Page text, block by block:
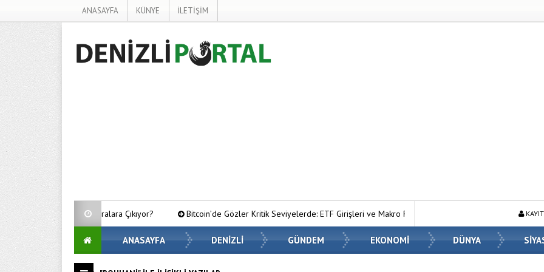
ANASAYFA KÜNYE İLETİŞİM
Üst Sıralara Çıkıyor? Bitcoin’de Gözler Kritik Seviyelerde: ETF Girişleri ve Makro Riskler Fiyatı Nasıl Etkiliyor? Ahmet
ANASAYFA DENİZLİ GÜNDEM EKONOMİ DÜNYA